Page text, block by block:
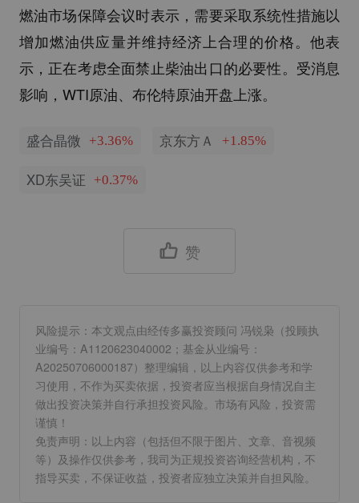
燃油市场保障会议时表示，需要采取系统性措施以
增加燃油供应量并维持经济上合理的价格。他表
示，正在考虑全面禁止柴油出口的必要性。受消息
影响，WTI原油、布伦特原油开盘上涨。
盛合晶微 +3.36% 京东方Ａ +1.85%
XD东吴证 +0.37%
赞
风险提示：本文观点由经传多赢投资顾问 冯锐枭（投顾执
业编号：A1120623040002；基金从业编号：
A20250706000187）整理编辑，以上内容仅供参考和学
习使用，不作为买卖依据，投资者应当根据自身情况自主
做出投资决策并自行承担投资风险。市场有风险，投资需
谨慎！
免责声明：以上内容（包括但不限于图片、文章、音视频
等）及操作仅供参考，我司为正规投资咨询经营机构，不
指导买卖，不保证收益，投资者应独立决策并自担风险。